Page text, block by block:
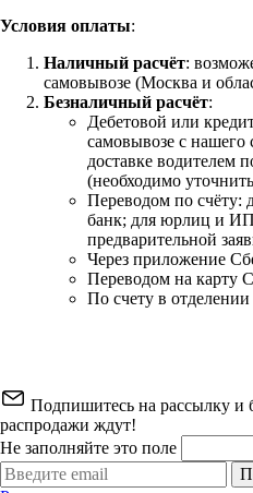
Условия оплаты:
Наличный расчёт:
самовывозе (Москва и
Безналичный расчёт:
Дебетовой или
самовывозе с нашего
доставке водителем
(необходимо
Переводом по счёту:
банк; для юрлиц и
предварительной
Через приложение
Переводом на карту
По счету в
Подпишитесь на рассылку и
распродажи ждут!
Не заполняйте это поле